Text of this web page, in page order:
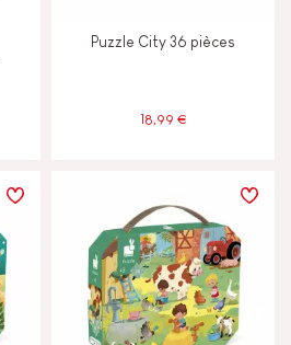
Puzzle City 36 pièces
18,99 €